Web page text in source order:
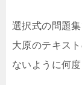
選択式の問題
大原のテキス
ないように何